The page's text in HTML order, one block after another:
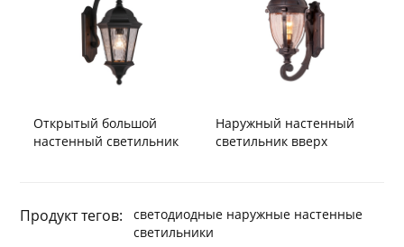
Открытый большой
настенный светильник
Наружный настенный
светильник вверх
Продукт тегов:
светодиодные наружные настенные
светильники